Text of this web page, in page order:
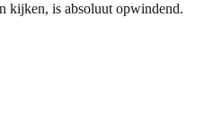
is GEWELDIG. Zo mooi en